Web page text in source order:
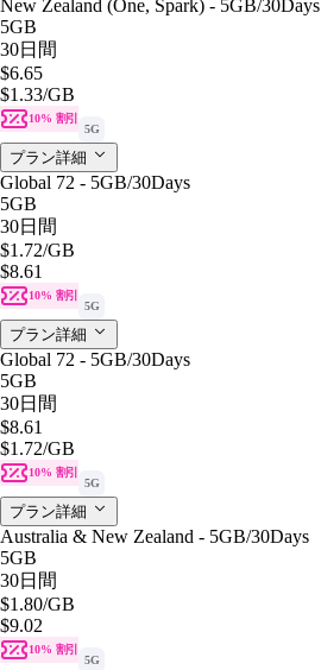
New Zealand (One, Spark) - 5GB/30Days
5GB
30日間
$6.65
$1.33/GB
10% 割引
5G
プラン詳細
Global 72 - 5GB/30Days
5GB
30日間
$1.72/GB
$8.61
10% 割引
5G
プラン詳細
Global 72 - 5GB/30Days
5GB
30日間
$8.61
$1.72/GB
10% 割引
5G
プラン詳細
Australia & New Zealand - 5GB/30Days
5GB
30日間
$1.80/GB
$9.02
10% 割引
5G